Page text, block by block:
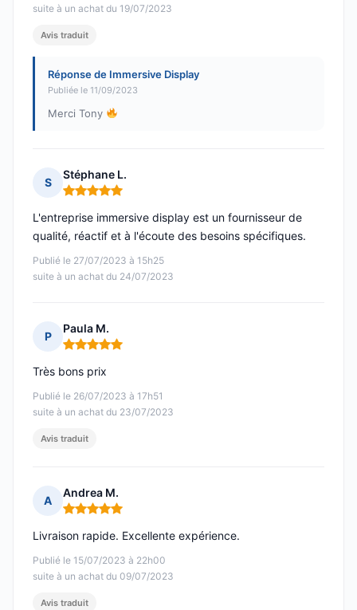
suite à un achat du 19/07/2023
Avis traduit
Réponse de Immersive Display
Publiée le 11/09/2023
Merci Tony
S
Stéphane L.
Note : 5 sur 5
Publié le 27/07/2023 à 15h25
suite à un achat du 24/07/2023
L'entreprise immersive display est un fournisseur de
qualité, réactif et à l'écoute des besoins spécifiques.
P
Paula M.
Note : 5 sur 5
Publié le 26/07/2023 à 17h51
suite à un achat du 23/07/2023
Très bons prix
Avis traduit
A
Andrea M.
Note : 5 sur 5
Publié le 15/07/2023 à 22h00
suite à un achat du 09/07/2023
Livraison rapide. Excellente expérience.
Avis traduit